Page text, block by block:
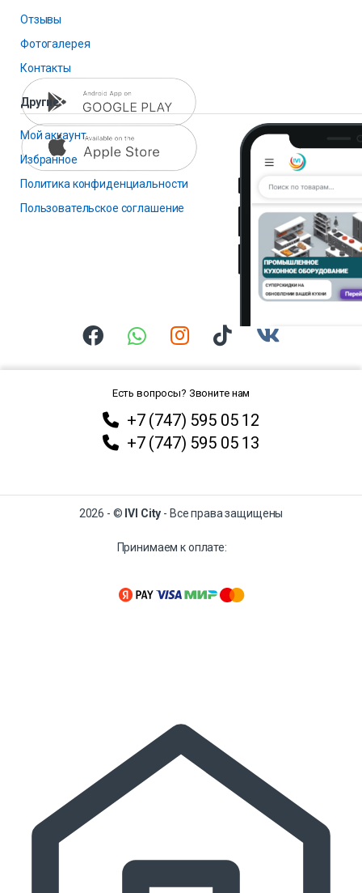
Отзывы
Фотогалерея
Контакты
Другие
Мой аккаунт
Избранное
Политика конфиденциальности
Пользовательское соглашение
Есть вопросы? Звоните нам
+7 (747) 595 05 12
+7 (747) 595 05 13
2026 - © IVI City - Все права защищены
Принимаем к оплате: